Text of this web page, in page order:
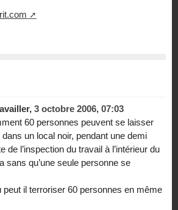
3 octobre 2006, 07:03
60 personnes peuvent se laisser
un local noir, pendant une demi
de l’inspection du travail à l’intérieur du
sans qu’une seule personne se
il terroriser 60 personnes en même